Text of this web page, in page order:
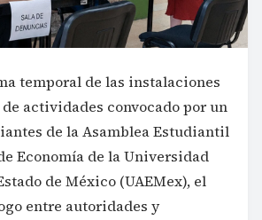
temporal de las instalaciones
actividades convocado por un
de la Asamblea Estudiantil
Economía de la Universidad
de México (UAEMex), el
entre autoridades y